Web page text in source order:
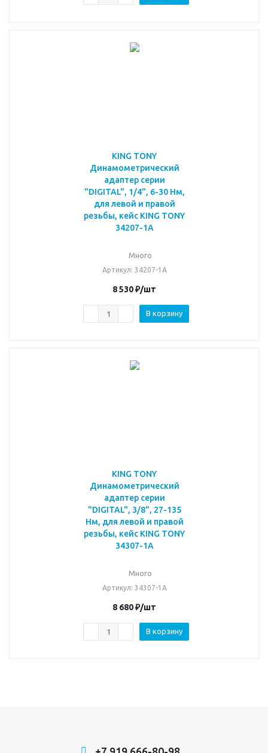
KING TONY
Динамометрический
адаптер серии
"DIGITAL", 1/4", 6-30 Нм,
для левой и правой
резьбы, кейс KING TONY
34207-1A
Много
Артикул: 34207-1A
8 530₽/шт
В корзину
KING TONY
Динамометрический
адаптер серии
"DIGITAL", 3/8", 27-135
Нм, для левой и правой
резьбы, кейс KING TONY
34307-1A
Много
Артикул: 34307-1A
8 680₽/шт
В корзину